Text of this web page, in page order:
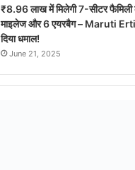
₹8.96 लाख में मिलेगी 7-सीटर
माइलेज और 6 एयरबैग – Maruti
दिया धमाल!
June 21, 2025